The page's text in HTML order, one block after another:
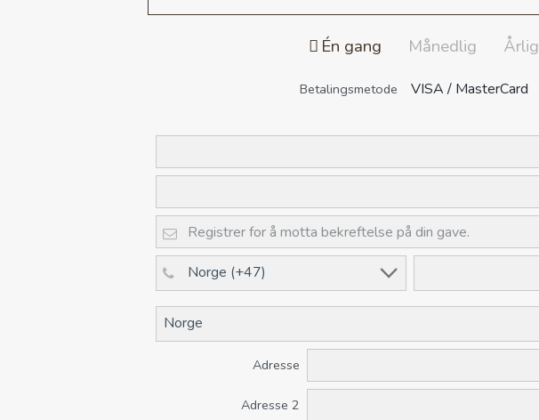
Én gang Månedlig Årlig
Betalingsmetode VISA / MasterCard
Adresse
Adresse 2